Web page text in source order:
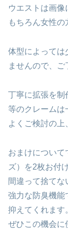
ウエストは画像
もちろん女性の
体型によっては
ませんので、ご
丁寧に拡張を制
等のクレームは
よくご検討の上
おまけについて
ズ）を2枚お付
間違って捨て
強力な防臭機能
抑えてくれます
ぜひこの機会に